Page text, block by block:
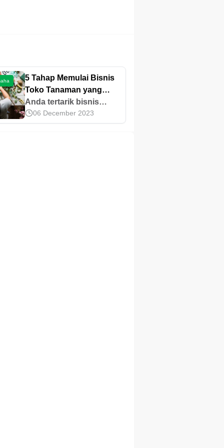
5 Tahap Memulai Bisnis
Toko Tanaman yang
Menguntungkan
Anda tertarik bisnis
tanaman, tetapi belum
pernah memulainya?
06 December 2023